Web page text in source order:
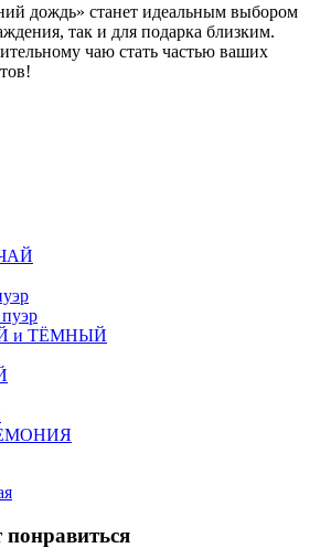
дождь» станет идеальным выбором
так и для подарка близким.
чаю стать частью ваших
и ТЁМНЫЙ
понравиться